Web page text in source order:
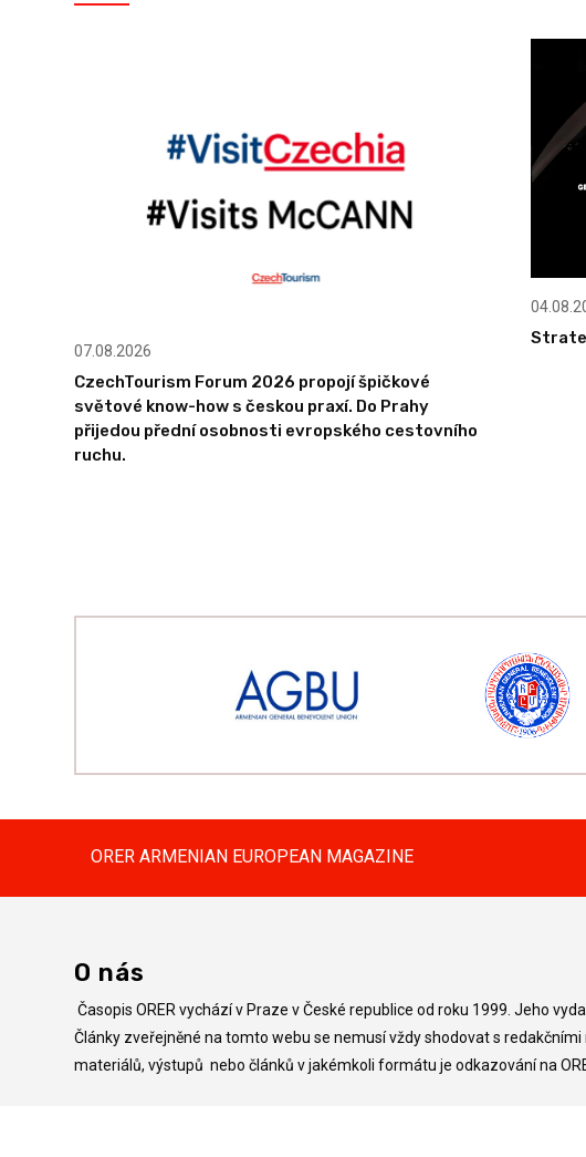
07.08.2026
CzechTourism Forum 2026 propojí špičkové
světové know-how s českou praxí. Do Prahy
přijedou přední osobnosti evropského cestovního
ruchu.
ORER ARMENIAN EUROPEAN MAGAZINE
O nás
Časopis ORER vychází v Praze v České republice od roku 1999. Jeho
Články zveřejněné na tomto webu se nemusí vždy shodovat s
materiálů, výstupů nebo článků v jakémkoli formátu je odkazování na